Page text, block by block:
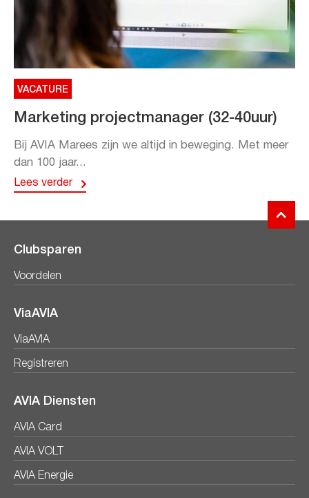
VACATURE
Marketing projectmanager (32-40uur)
Bij AVIA Marees zijn we altijd in beweging. Met meer
dan 100 jaar...
Lees verder
Clubsparen
Voordelen
ViaAVIA
ViaAVIA
Registreren
AVIA Diensten
AVIA Card
AVIA VOLT
AVIA Energie